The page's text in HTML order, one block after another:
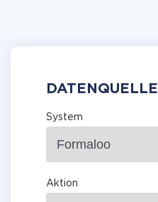
DATENQUELLE
System
Aktion